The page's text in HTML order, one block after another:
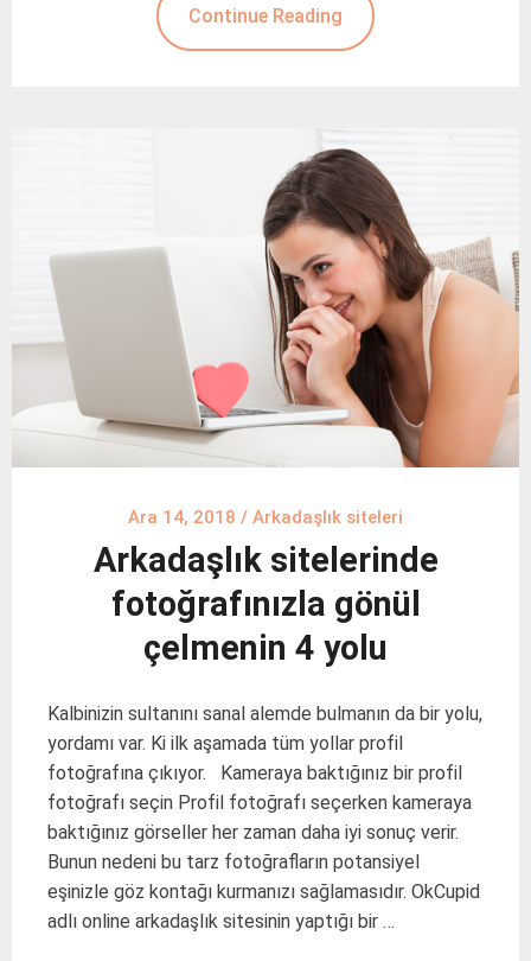
Continue Reading
Ara 14, 2018 / Arkadaşlık siteleri
Arkadaşlık sitelerinde
fotoğrafınızla gönül
çelmenin 4 yolu
Kalbinizin sultanını sanal alemde bulmanın da bir yolu,
yordamı var. Ki ilk aşamada tüm yollar profil
fotoğrafına çıkıyor. Kameraya baktığınız bir profil
fotoğrafı seçin Profil fotoğrafı seçerken kameraya
baktığınız görseller her zaman daha iyi sonuç verir.
Bunun nedeni bu tarz fotoğrafların potansiyel
eşinizle göz kontağı kurmanızı sağlamasıdır. OkCupid
adlı online arkadaşlık sitesinin yaptığı bir …